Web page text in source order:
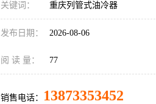
关键词： 重庆列管式油冷器
发布日期： 2026-08-06
阅 读 量： 77
销售电话： 13873353452